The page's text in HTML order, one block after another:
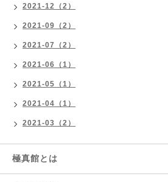
2021-12（2）
2021-09（2）
2021-07（2）
2021-06（1）
2021-05（1）
2021-04（1）
2021-03（2）
極真館とは